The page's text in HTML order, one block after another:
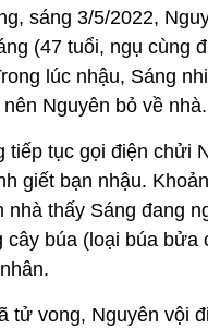
sáng 3/5/2022,
(47 tuổi, ngụ cùng
lúc nhậu, Sáng
Nguyên bỏ về nhà.
tiếp tục gọi điện chửi
giết bạn nhậu.
nhà thấy Sáng đang
cây búa (loại búa bửa
tử vong, Nguyên vội